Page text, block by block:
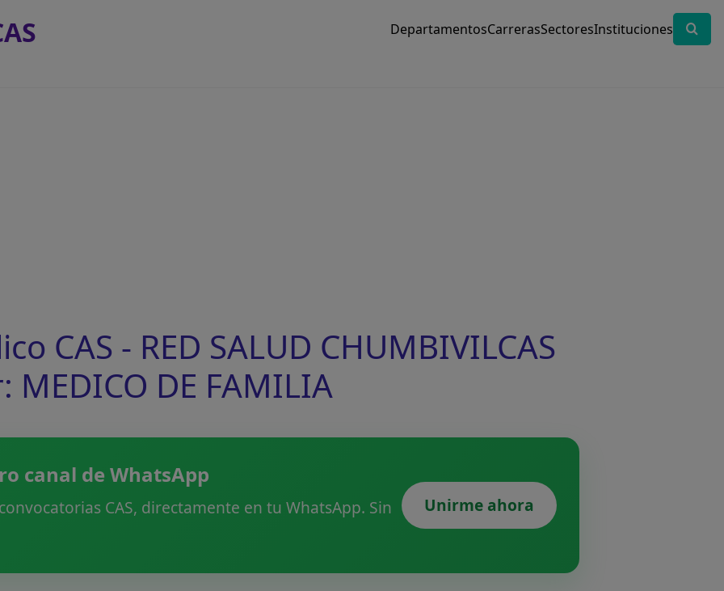
DepartamentosCarrerasSectoresInstituciones
CAS - RED SALUD CHUMBIVILCAS
DE FAMILIA
canal de WhatsApp
CAS, directamente en tu WhatsApp. Sin
Unirme ahora